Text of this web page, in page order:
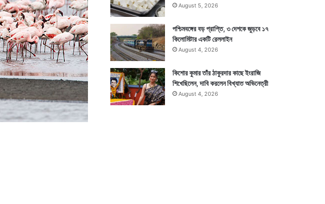
August 5, 2026
পশ্চিমবঙ্গের বড় প্রাপ্তি, ৩ দেশকে জুড়বে ১৭
কিলোমিটার একটি রেললাইন
August 4, 2026
কিশোর কুমার তাঁর ঠাকুরদার কাছে ইংরাজি
শিখেছিলেন, দাবি করলেন বিখ্যাত অভিনেত্রী
August 4, 2026